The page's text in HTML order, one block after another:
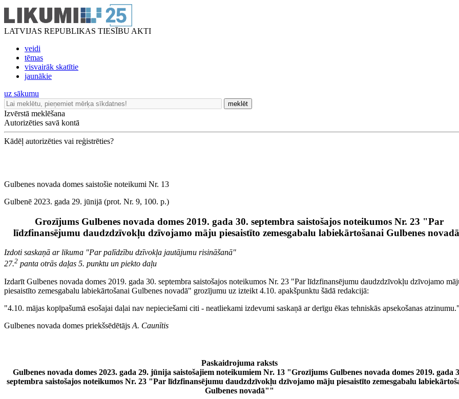
LATVIJAS REPUBLIKAS TIESĪBU AKTI
veidi
tēmas
visvairāk skatītie
jaunākie
uz sākumu
meklēt
Izvērstā meklēšana
Autorizēties savā kontā
Kādēļ autorizēties vai reģistrēties?
Gulbenes novada domes saistošie noteikumi Nr. 13
Gulbenē 2023. gada 29. jūnijā (prot. Nr. 9, 100. p.)
Grozījums Gulbenes novada domes 2019. gada 30. septembra saistošajos noteikumos Nr. 23 "Par
līdzfinansējumu daudzdzīvokļu dzīvojamo māju piesaistīto zemesgabalu labiekārtošanai Gulbenes
Izdoti saskaņā ar likuma "Par palīdzību dzīvokļa jautājumu risināšanā"
27.2 panta otrās daļas 5. punktu un piekto daļu
Izdarīt Gulbenes novada domes 2019. gada 30. septembra saistošajos noteikumos Nr. 23 "Par līdzfinansējumu daudzdzīvokļu dzīvojamo
piesaistīto zemesgabalu labiekārtošanai Gulbenes novadā" grozījumu uz izteikt 4.10. apakšpunktu šādā redakcijā:
"4.10. mājas kopīpašumā esošajai daļai nav nepieciešami citi - neatliekami izdevumi saskaņā ar derīgu ēkas tehniskās apsekošanas atzinumu."
Gulbenes novada domes priekšsēdētājs A. Caunītis
Paskaidrojuma raksts
Gulbenes novada domes 2023. gada 29. jūnija saistošajiem noteikumiem Nr. 13 "Grozījums Gulbenes novada domes 2019. gada
septembra saistošajos noteikumos Nr. 23 "Par līdzfinansējumu daudzdzīvokļu dzīvojamo māju piesaistīto zemesgabalu
Gulbenes novadā""